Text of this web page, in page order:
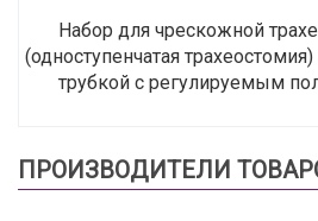
Набор для чрескожной
(одноступенчатая
трубкой с регулируемым
ПРОИЗВОДИТЕЛИ